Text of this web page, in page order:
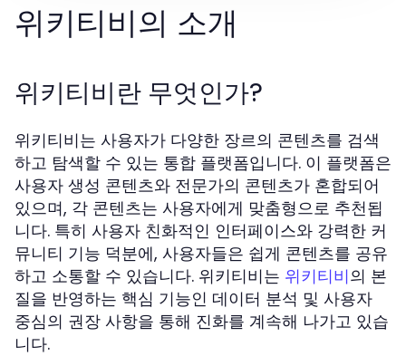
위키티비의 소개
위키티비란 무엇인가?
위키티비는 사용자가 다양한 장르의 콘텐츠를 검색
하고 탐색할 수 있는 통합 플랫폼입니다. 이 플랫폼은
사용자 생성 콘텐츠와 전문가의 콘텐츠가 혼합되어
있으며, 각 콘텐츠는 사용자에게 맞춤형으로 추천됩
니다. 특히 사용자 친화적인 인터페이스와 강력한 커
뮤니티 기능 덕분에, 사용자들은 쉽게 콘텐츠를 공유
하고 소통할 수 있습니다. 위키티비는 위키티비의 본
질을 반영하는 핵심 기능인 데이터 분석 및 사용자
중심의 권장 사항을 통해 진화를 계속해 나가고 있습
니다.